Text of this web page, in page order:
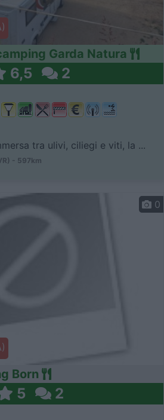
Garda Natura
6,5 2
tra ulivi, ciliegi e viti, la ...
- 597km
0
Born
5 2